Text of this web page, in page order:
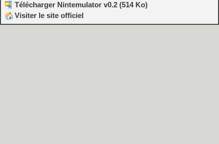
Télécharger Nintemulator v0.2 (514 Ko)
Visiter le site officiel